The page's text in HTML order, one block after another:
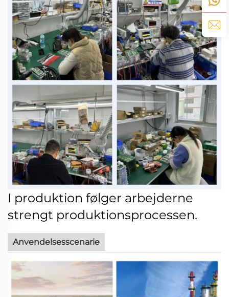
I produktion følger arbejderne
strengt produktionsprocessen.
Anvendelsesscenarie